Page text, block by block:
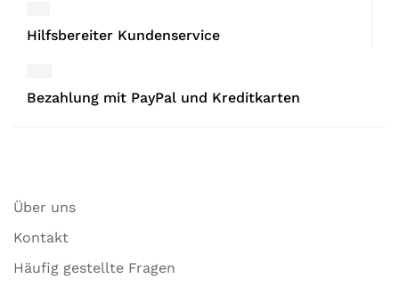
Hilfsbereiter Kundenservice
Bezahlung mit PayPal und Kreditkarten
Über uns
Kontakt
Häufig gestellte Fragen